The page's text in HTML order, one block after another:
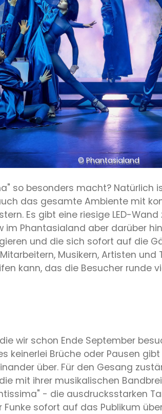
© Phantasialand
so besonders macht? Natürlich
das gesamte Ambiente mit
Es gibt eine riesige LED-
im Phantasialand aber darüber
und die sich sofort auf die
Musikern, Artisten
kann, das die Besucher runde
wir schon Ende September
keinerlei Brüche oder Pausen
über. Für den Gesang
mit ihrer musikalischen
- die ausdrucksstarken
sofort auf das Publikum